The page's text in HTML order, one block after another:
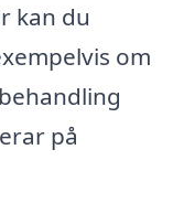
kan du
om
på